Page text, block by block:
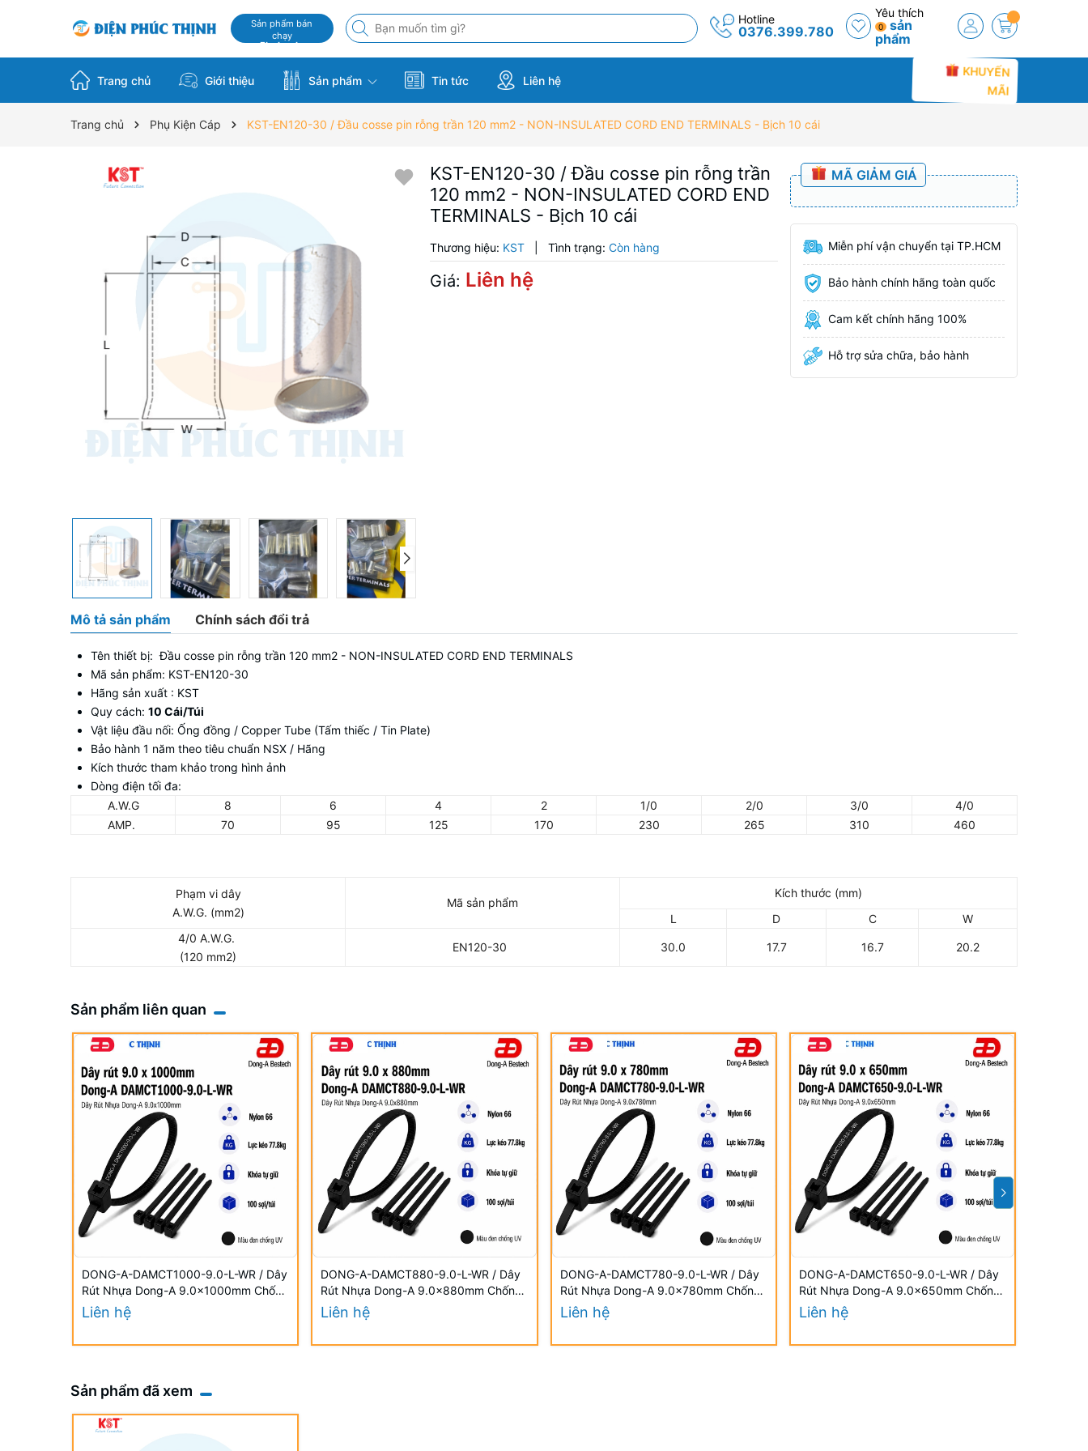
Sản phẩm bán
chạy
Flash sale
Hotline
0376.399.780
Yêu thích
0
sản
phẩm
Trang chủ Giới thiệu Sản phẩm Tin tức Liên hệ
KHUYẾN
MÃI
Trang chủ Phụ Kiện Cáp KST-EN120-30 / Đầu cosse pin rỗng trần 120 mm2 - NON-INSULATED CORD END TERMINALS - Bịch 10 cái
KST-EN120-30 / Đầu cosse pin rỗng trần
120 mm2 - NON-INSULATED CORD END
TERMINALS - Bịch 10 cái
Thương hiệu: KST Tình trạng: Còn hàng
Giá: Liên hệ
MÃ GIẢM GIÁ
Miễn phí vận chuyển tại TP.HCM
Bảo hành chính hãng toàn quốc
Cam kết chính hãng 100%
Hỗ trợ sửa chữa, bảo hành
Mô tả sản phẩm Chính sách đổi trả
Tên thiết bị: Đầu cosse pin rỗng trần 120 mm2 - NON-INSULATED CORD END TERMINALS
Mã sản phẩm: KST-EN120-30
Hãng sản xuất : KST
Quy cách: 10 Cái/Túi
Vật liệu đầu nối: Ống đồng / Copper Tube (Tấm thiếc / Tin Plate)
Bảo hành 1 năm theo tiêu chuẩn NSX / Hãng
Kích thước tham khảo trong hình ảnh
Dòng điện tối đa:
A.W.G
8 6 4 2 1/0 2/0 3/0
4/0
AMP.
70 95 125 170 230 265 310 460
Phạm vi dây
A.W.G. (mm2)
Mã sản phẩm
Kích thước (mm)
L
D C
W
4/0 A.W.G.
(120 mm2)
EN120-30 30.0 17.7 16.7 20.2
Sản phẩm liên quan
DONG-A-DAMCT1000-9.0-L-WR / Dây
Rút Nhựa Dong-A 9.0×1000mm Chống
UV
Liên hệ
DONG-A-DAMCT880-9.0-L-WR / Dây
Rút Nhựa Dong-A 9.0×880mm Chống
UV
Liên hệ
DONG-A-DAMCT780-9.0-L-WR / Dây
Rút Nhựa Dong-A 9.0×780mm Chống
UV
Liên hệ
DONG-A-DAMCT650-9.0-L-WR / Dây
Rút Nhựa Dong-A 9.0×650mm Chống
UV
Liên hệ
Sản phẩm đã xem